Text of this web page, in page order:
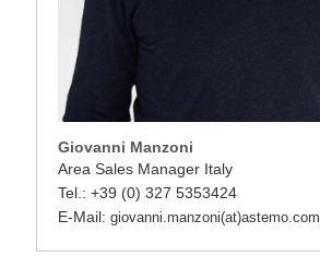
Giovanni Manzoni
Area Sales Manager Italy
Tel.: +39 (0) 327 5353424
E-Mail:giovanni.manzoni(at)astemo.com